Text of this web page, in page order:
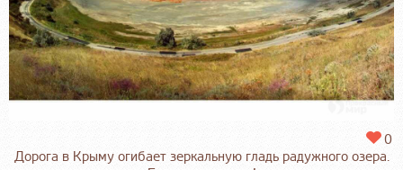
0
Дорога в Крыму огибает зеркальную гладь радужного озера.